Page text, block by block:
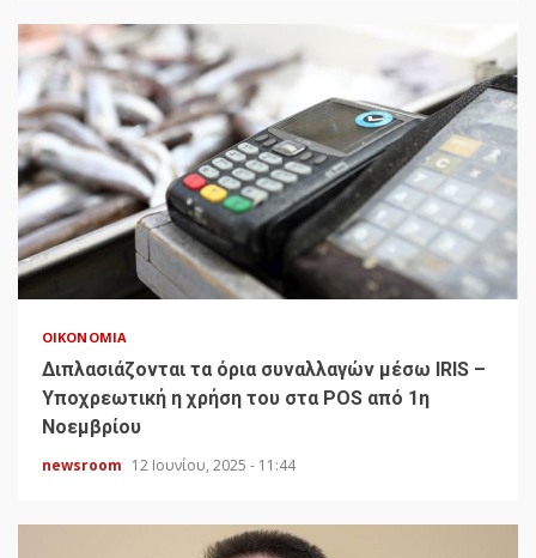
ΟΙΚΟΝΟΜΊΑ
Διπλασιάζονται τα όρια συναλλαγών μέσω IRIS –
Υποχρεωτική η χρήση του στα POS από 1η
Νοεμβρίου
newsroom 12 Ιουνίου, 2025 - 11:44